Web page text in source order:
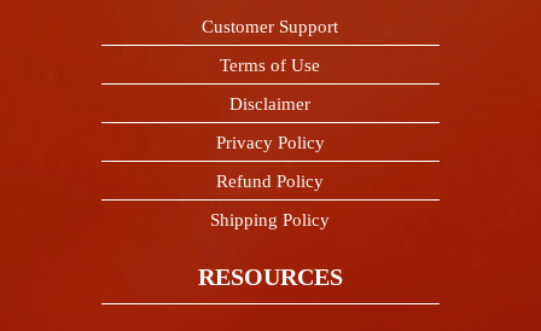
Customer Support
Terms of Use
Disclaimer
Privacy Policy
Refund Policy
Shipping Policy
RESOURCES